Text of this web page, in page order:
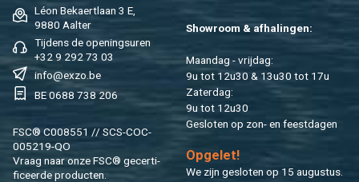
Léon Be­kaert­laan 3 E,
9880 Aal­ter
Tij­dens de ope­nings­uren
+32 9 292 73 03
info@​exzo.​be
BE 0688 738 206
FSC® C008551 // SCS-COC-
005219-QO
Vraag naar onze FSC® ge­cer­ti­
fi­ceer­de pro­duc­ten.
Show­room & af­ha­lin­gen:
Maan­dag - vrij­dag:
9u tot 12u30 & 13u30 tot 17u
Za­ter­dag:
9u tot 12u30
Ge­slo­ten op zon- en feest­da­gen
Op­ge­let!
We zijn ge­slo­ten op 15 au­gus­tus.